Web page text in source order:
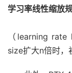
学习率线性缩放
（learning
size扩大n倍时，